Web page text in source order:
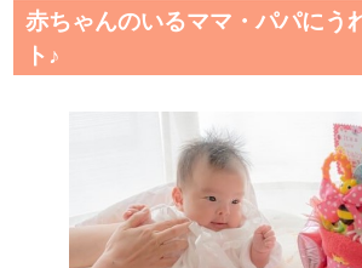
赤ちゃんのいるママ・パパにう
ト♪